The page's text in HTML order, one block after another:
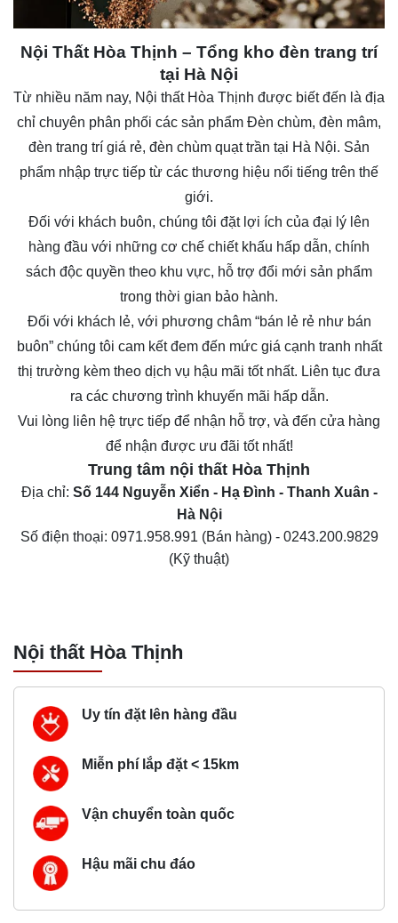
Nội Thất Hòa Thịnh – Tổng kho đèn trang trí
tại Hà Nội
Từ nhiều năm nay, Nội thất Hòa Thịnh được biết đến là địa
chỉ chuyên phân phối các sản phẩm Đèn chùm, đèn mâm,
đèn trang trí giá rẻ, đèn chùm quạt trần tại Hà Nội. Sản
phẩm nhập trực tiếp từ các thương hiệu nổi tiếng trên thế
giới.
Đối với khách buôn, chúng tôi đặt lợi ích của đại lý lên
hàng đầu với những cơ chế chiết khấu hấp dẫn, chính
sách độc quyền theo khu vực, hỗ trợ đổi mới sản phẩm
trong thời gian bảo hành.
Đối với khách lẻ, với phương châm “bán lẻ rẻ như bán
buôn” chúng tôi cam kết đem đến mức giá cạnh tranh nhất
thị trường kèm theo dịch vụ hậu mãi tốt nhất. Liên tục đưa
ra các chương trình khuyến mãi hấp dẫn.
Vui lòng liên hệ trực tiếp để nhận hỗ trợ, và đến cửa hàng
để nhận được ưu đãi tốt nhất!
Trung tâm nội thất Hòa Thịnh
Địa chỉ: Số 144 Nguyễn Xiển - Hạ Đình - Thanh Xuân -
Hà Nội
Số điện thoại: 0971.958.991 (Bán hàng) - 0243.200.9829
(Kỹ thuật)
Nội thất Hòa Thịnh
Uy tín đặt lên hàng đầu
Miễn phí lắp đặt < 15km
Vận chuyển toàn quốc
Hậu mãi chu đáo